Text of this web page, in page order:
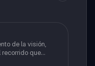
de la visión,
recorrido que